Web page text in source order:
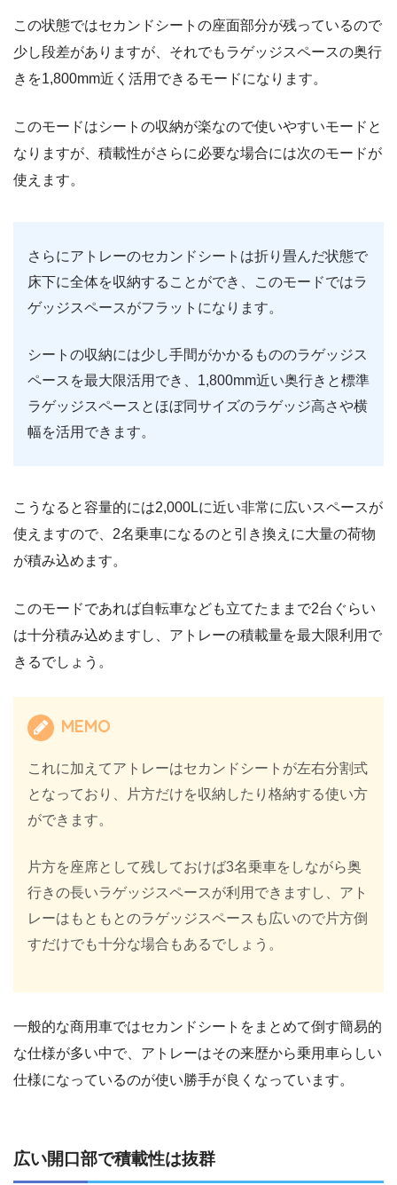
この状態ではセカンドシートの座面部分が残っているので
少し段差がありますが、それでもラゲッジスペースの奥行
きを1,800mm近く活用できるモードになります。
このモードはシートの収納が楽なので使いやすいモードと
なりますが、積載性がさらに必要な場合には次のモードが
使えます。
さらにアトレーのセカンドシートは折り畳んだ状態で
床下に全体を収納することができ、このモードではラ
ゲッジスペースがフラットになります。
シートの収納には少し手間がかかるもののラゲッジス
ペースを最大限活用でき、1,800mm近い奥行きと標準
ラゲッジスペースとほぼ同サイズのラゲッジ高さや横
幅を活用できます。
こうなると容量的には2,000Lに近い非常に広いスペースが
使えますので、2名乗車になるのと引き換えに大量の荷物
が積み込めます。
このモードであれば自転車なども立てたままで2台ぐらい
は十分積み込めますし、アトレーの積載量を最大限利用で
きるでしょう。
MEMO
これに加えてアトレーはセカンドシートが左右分割式
となっており、片方だけを収納したり格納する使い方
ができます。
片方を座席として残しておけば3名乗車をしながら奥
行きの長いラゲッジスペースが利用できますし、アト
レーはもともとのラゲッジスペースも広いので片方倒
すだけでも十分な場合もあるでしょう。
一般的な商用車ではセカンドシートをまとめて倒す簡易的
な仕様が多い中で、アトレーはその来歴から乗用車らしい
仕様になっているのが使い勝手が良くなっています。
広い開口部で積載性は抜群